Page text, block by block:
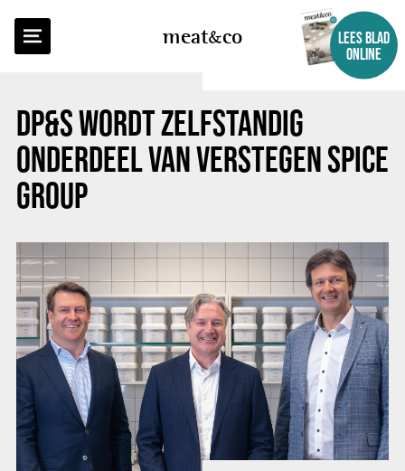
meatco
LEES BLAD
ONLINE
DP&S WORDT ZELFSTANDIG
ONDERDEEL VAN VERSTEGEN SPICE
GROUP
TERUG NAAR OVERZICHT